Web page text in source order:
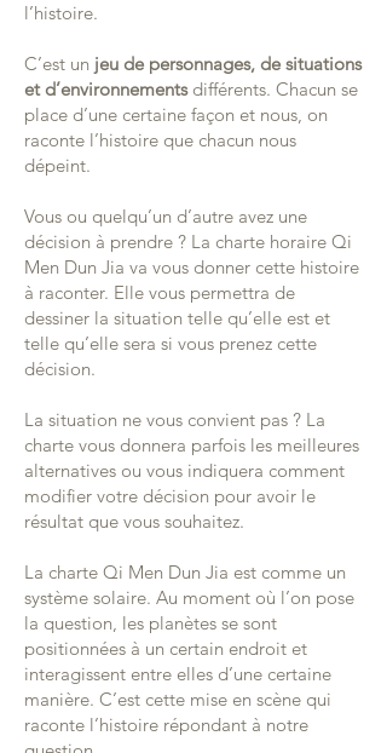
l’histoire.
C’est un jeu de personnages, de situations
et d’environnementsdifférents. Chacun se
place d’une certaine façon et nous, on
raconte l’histoire que chacun nous
dépeint.
Vous ou quelqu’un d’autre avez une
décision à prendre ? La charte horaire Qi
Men Dun Jia va vous donner cette histoire
à raconter. Elle vous permettra de
dessiner la situation telle qu’elle est et
telle qu’elle sera si vous prenez cette
décision.
La situation ne vous convient pas ? La
charte vous donnera parfois les meilleures
alternatives ou vous indiquera comment
modifier votre décision pour avoir le
résultat que vous souhaitez.
La charte Qi Men Dun Jia est comme un
système solaire. Au moment où l’on pose
la question, les planètes se sont
positionnées à un certain endroit et
interagissent entre elles d’une certaine
manière. C’est cette mise en scène qui
raconte l’histoire répondant à notre